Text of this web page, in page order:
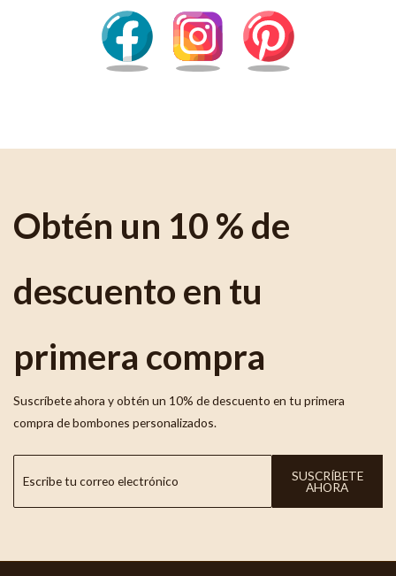
Obtén un 10 % de
descuento en tu
primera compra
Suscríbete ahora y obtén un 10% de descuento en tu primera
compra de bombones personalizados.
SUSCRÍBETE
AHORA